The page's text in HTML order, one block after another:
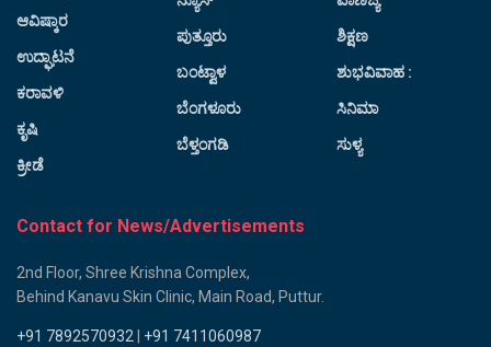
ಆವಿಷ್ಕಾರ
ಉದ್ಘಾಟನೆ
ಕರಾವಳಿ
ಕೃಷಿ
ಕ್ರೀಡೆ
ಪುತ್ತೂರು
ಬಂಟ್ವಾಳ
ಬೆಂಗಳೂರು
ಬೆಳ್ತಂಗಡಿ
ಶಿಕ್ಷಣ
ಶುಭವಿವಾಹ :
ಸಿನಿಮಾ
ಸುಳ್ಯ
Contact for News/Advertisements
2nd Floor, Shree Krishna Complex,
Behind Kanavu Skin Clinic, Main Road, Puttur.
+91 7892570932 | +91 7411060987